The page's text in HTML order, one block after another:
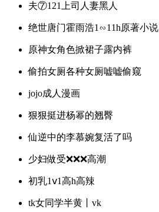
夫⑦121上司人妻黑人
绝世唐门霍雨浩1∽11h原著小说
原神女角色掀裙子露内裤
偷拍女厕各种女厕嘘嘘偷窥
jojo成人漫画
狠狠挺进杨幂的翘臀
仙逆中的李慕婉复活了吗
少妇做受❌❌❌高潮
初乳1ⅴ1高h高辣
tk女同学半黄丨vk